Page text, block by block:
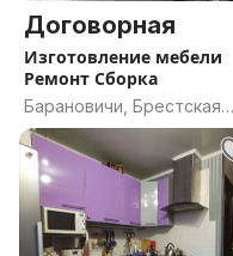
Договорная
Изготовление мебели
Ремонт Сборка
Барановичи, Брестская
область